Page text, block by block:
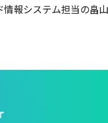
報システム担当の畠